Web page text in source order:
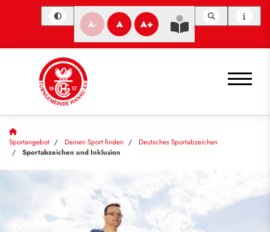
A- A A+
Sportangebot Deinen Sport finden
Deutsches Sportabzeichen
Sportabzeichen und Inklusion